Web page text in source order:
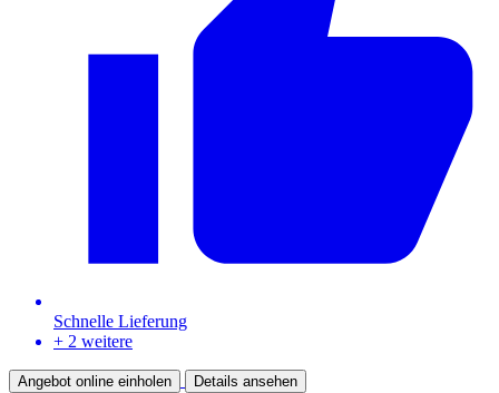
Schnelle Lieferung
+ 2 weitere
Angebot online einholen Details ansehen